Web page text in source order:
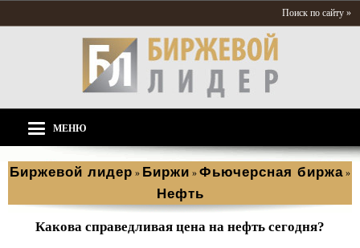
Поиск по сайту »
МЕНЮ
Биржевой лидер » Биржи » Фьючерсная биржа »
Нефть
Какова справедливая цена на нефть сегодня?